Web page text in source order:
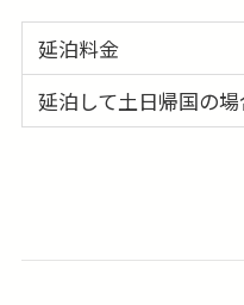
延泊料金
延泊して土日帰国の